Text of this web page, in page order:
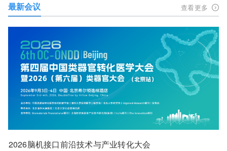
最新会议 查看更多
2026脑机接口前沿技术与产业转化大会